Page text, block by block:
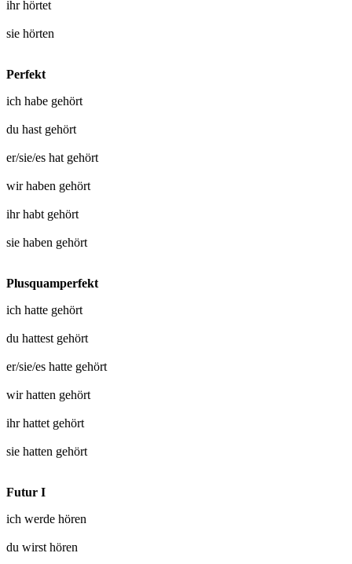
ihrhörtet
sie hörten
Perfekt
ich habe gehört
du hast gehört
er/sie/es hat gehört
wir haben gehört
ihr habt gehört
sie haben gehört
Plusquamperfekt
ich hatte gehört
du hattest gehört
er/sie/es hatte gehört
wir hatten gehört
ihr hattet gehört
sie hatten gehört
Futur I
ich werde hören
du wirst hören